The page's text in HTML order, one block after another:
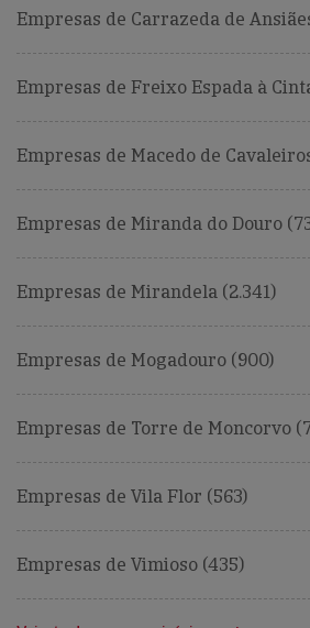
Empresas de Carrazeda de
Empresas de Freixo Espada à
Empresas de Macedo de
Empresas de Miranda do Douro
Empresas de Mirandela (2.341)
Empresas de Mogadouro (900)
Empresas de Torre de Moncorvo
Empresas de Vila Flor (563)
Empresas de Vimioso (435)